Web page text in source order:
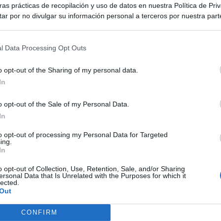
prácticas de recopilación y uso de datos en nuestra Política de
por no divulgar su información personal a terceros por nuestra
en la información personal utilizada por nosotros o en
por no participar en la divulgación adicional de su información
en la Lista de participantes intermedios de la IAB.
Data Processing Opt Outs
opt-out of the Sharing of my personal data.
opt-out of the Sale of my Personal Data.
opt-out of processing my Personal Data for Targeted
opt-out of Collection, Use, Retention, Sale, and/or Sharing
Data that Is Unrelated with the Purposes for which it
CONFIRM